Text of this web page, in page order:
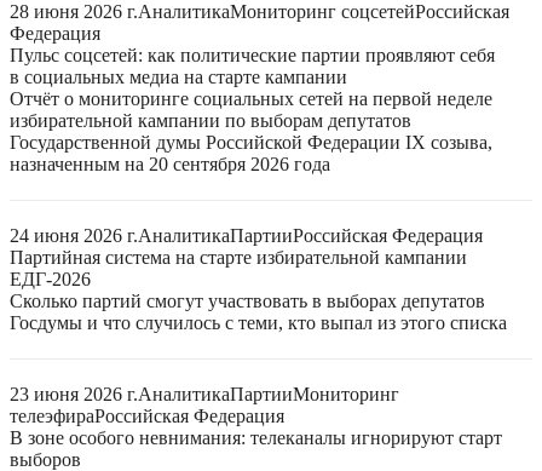
28 июня 2026 г.АналитикаМониторинг соцсетейРоссийская
Федерация
Пульс соцсетей: как политические партии проявляют себя
в социальных медиа на старте кампании
Отчёт о мониторинге социальных сетей на первой неделе
избирательной кампании по выборам депутатов
Государственной думы Российской Федерации IX созыва,
назначенным на 20 сентября 2026 года
24 июня 2026 г.АналитикаПартииРоссийская Федерация
Партийная система на старте избирательной кампании
ЕДГ-2026
Сколько партий смогут участвовать в выборах депутатов
Госдумы и что случилось с теми, кто выпал из этого списка
23 июня 2026 г.АналитикаПартииМониторинг
телеэфираРоссийская Федерация
В зоне особого невнимания: телеканалы игнорируют старт
выборов